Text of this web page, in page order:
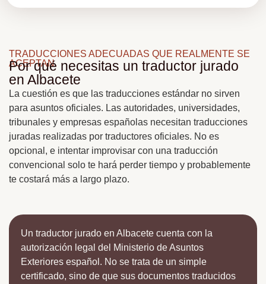
TRADUCCIONES ADECUADAS QUE REALMENTE SE
ACEPTAN.
Por qué necesitas un traductor jurado
en Albacete
La cuestión es que las traducciones estándar no sirven
para asuntos oficiales. Las autoridades, universidades,
tribunales y empresas españolas necesitan traducciones
juradas realizadas por traductores oficiales. No es
opcional, e intentar improvisar con una traducción
convencional solo te hará perder tiempo y probablemente
te costará más a largo plazo.
Un traductor jurado en Albacete cuenta con la
autorización legal del Ministerio de Asuntos
Exteriores español. No se trata de un simple
certificado, sino de que sus documentos traducidos